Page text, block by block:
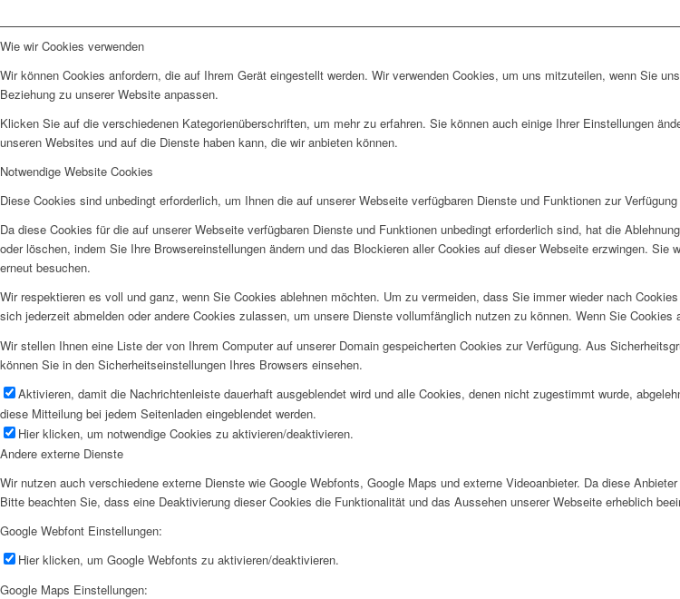
Wie wir Cookies verwenden
Wir können Cookies anfordern, die auf Ihrem Gerät eingestellt werden. Wir verwenden Cookies, um uns mitzuteilen, wenn Sie
Beziehung zu unserer Website anpassen.
Klicken Sie auf die verschiedenen Kategorienüberschriften, um mehr zu erfahren. Sie können auch einige Ihrer Einstellungen
unseren Websites und auf die Dienste haben kann, die wir anbieten können.
Notwendige Website Cookies
Diese Cookies sind unbedingt erforderlich, um Ihnen die auf unserer Webseite verfügbaren Dienste und Funktionen zur
Da diese Cookies für die auf unserer Webseite verfügbaren Dienste und Funktionen unbedingt erforderlich sind, hat die
oder löschen, indem Sie Ihre Browsereinstellungen ändern und das Blockieren aller Cookies auf dieser Webseite erzwingen.
erneut besuchen.
Wir respektieren es voll und ganz, wenn Sie Cookies ablehnen möchten. Um zu vermeiden, dass Sie immer wieder nach
sich jederzeit abmelden oder andere Cookies zulassen, um unsere Dienste vollumfänglich nutzen zu können. Wenn Sie
Wir stellen Ihnen eine Liste der von Ihrem Computer auf unserer Domain gespeicherten Cookies zur Verfügung. Aus
können Sie in den Sicherheitseinstellungen Ihres Browsers einsehen.
Aktivieren, damit die Nachrichtenleiste dauerhaft ausgeblendet wird und alle Cookies, denen nicht zugestimmt wurde,
diese Mitteilung bei jedem Seitenladen eingeblendet werden.
Hier klicken, um notwendige Cookies zu aktivieren/deaktivieren.
Andere externe Dienste
Wir nutzen auch verschiedene externe Dienste wie Google Webfonts, Google Maps und externe Videoanbieter. Da diese
Bitte beachten Sie, dass eine Deaktivierung dieser Cookies die Funktionalität und das Aussehen unserer Webseite erheblich
Google Webfont Einstellungen:
Hier klicken, um Google Webfonts zu aktivieren/deaktivieren.
Google Maps Einstellungen: